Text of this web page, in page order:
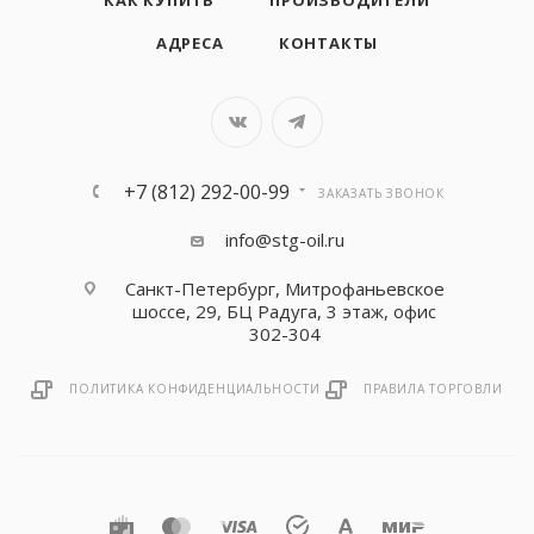
АДРЕСА
КОНТАКТЫ
+7 (812) 292-00-99 ЗАКАЗАТЬ ЗВОНОК
info@stg-oil.ru
Санкт-Петербург, Митрофаньевское
шоссе, 29, БЦ Радуга, 3 этаж, офис
302-304
ПОЛИТИКА КОНФИДЕНЦИАЛЬНОСТИ ПРАВИЛА ТОРГОВЛИ